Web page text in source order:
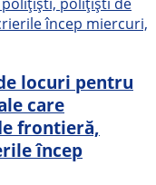
locuri pentru
care
frontieră,
încep